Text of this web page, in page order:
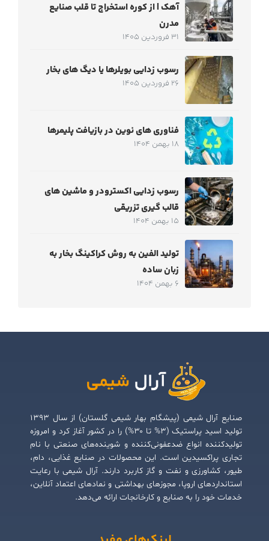
آهک | از کوره استخراج تا قلب صنایع
مدرن
31 فروردین 1405
رسوب زدایی بویلرها یا دیگ های بخار
26 فروردین 1405
فناوری های نوین در بازیافت پلیمرها
18 بهمن 1404
رسوب زدایی اکسترودر و ماشین های
قالب گیری تزریقی
15 بهمن 1404
تولید الفین به روش کراکینگ بخار به
زبان ساده
6 بهمن 1404
صنایع آرال شیمی (پیشگام بهار شیمی گلستان) از سال ۱۳۹۳
تولید اسید پراستیک (۳% تا ۳۰%) را در کشور آغاز کرد و امروزه
تولیدکننده انواع ضدعفونی‌کننده و شوینده‌های صنعتی با نام
تجاری پراکسیدین است. این محصولات در صنایع غذایی، دام،
طیور، کشاورزی و نفت و گاز کاربرد دارند. آرال شیمی با رعایت
استانداردهای اروپا، مجوزهای بهداشتی و نمادهای اعتماد آنلاین،
خدمات خود را به صنایع و کارخانجات ارائه می‌دهد.